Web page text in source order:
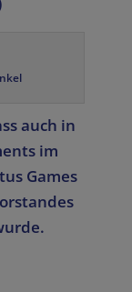
auch in
im
Games